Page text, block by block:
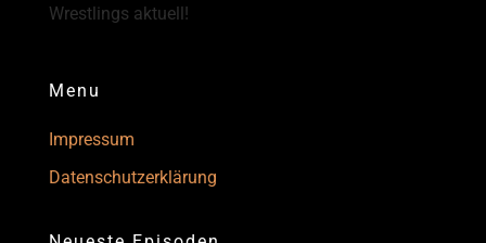
Wrestlings aktuell!
Menu
Impressum
Datenschutzerklärung